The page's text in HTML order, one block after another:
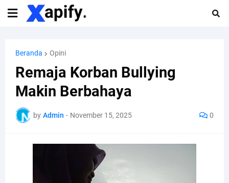
Beranda Opini
Remaja Korban Bullying
Makin Berbahaya
by Admin - November 15, 2025 0